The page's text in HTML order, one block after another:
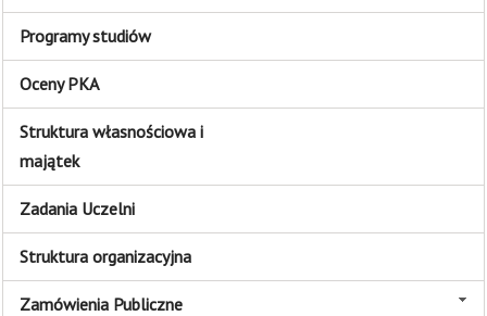
Programy studiów
Oceny PKA
Struktura własnościowa i
majątek
Zadania Uczelni
Struktura organizacyjna
Zamówienia Publiczne